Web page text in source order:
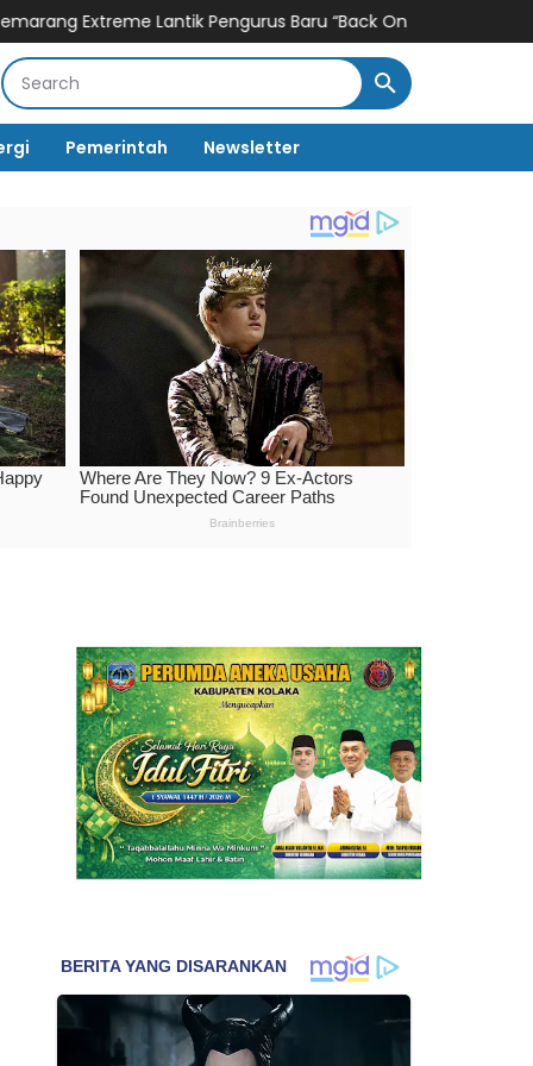
Pengurus Baru “Back On Track” di Stadion Jatidiri
Pemerintah Newsletter